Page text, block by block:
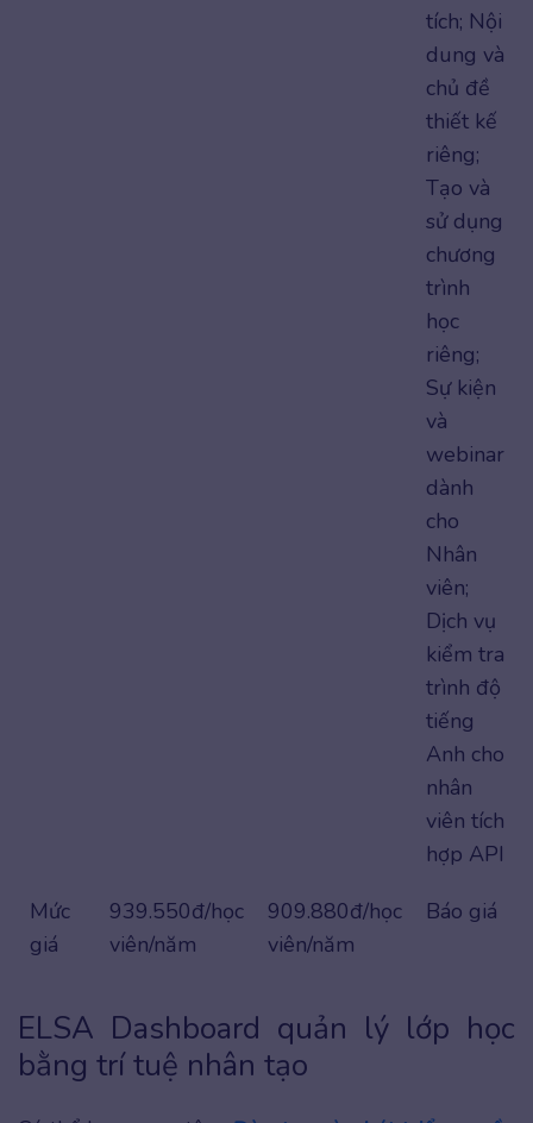
tích; Nội
dung và
chủ đề
thiết kế
riêng;
Tạo và
sử dụng
chương
trình
học
riêng;
Sự kiện
và
webinar
dành
cho
Nhân
viên;
Dịch vụ
kiểm tra
trình độ
tiếng
Anh cho
nhân
viên tích
hợp API
Mức
giá
939.550đ/học
viên/năm
909.880đ/học
viên/năm
Báo giá
ELSA Dashboard quản lý lớp học
bằng trí tuệ nhân tạo